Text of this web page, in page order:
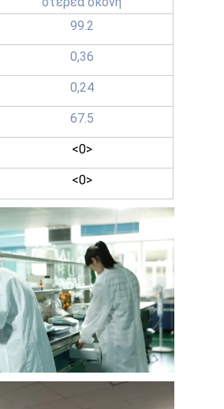
99.2
0,36
0,24
67.5
<0>
<0>